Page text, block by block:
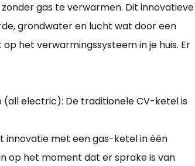
gas te verwarmen. Dit innovatieve
grondwater en lucht wat door een
het verwarmingssysteem in je huis. Er
electric): De traditionele CV-ketel is
met een gas-ketel in één
op het moment dat er sprake is van